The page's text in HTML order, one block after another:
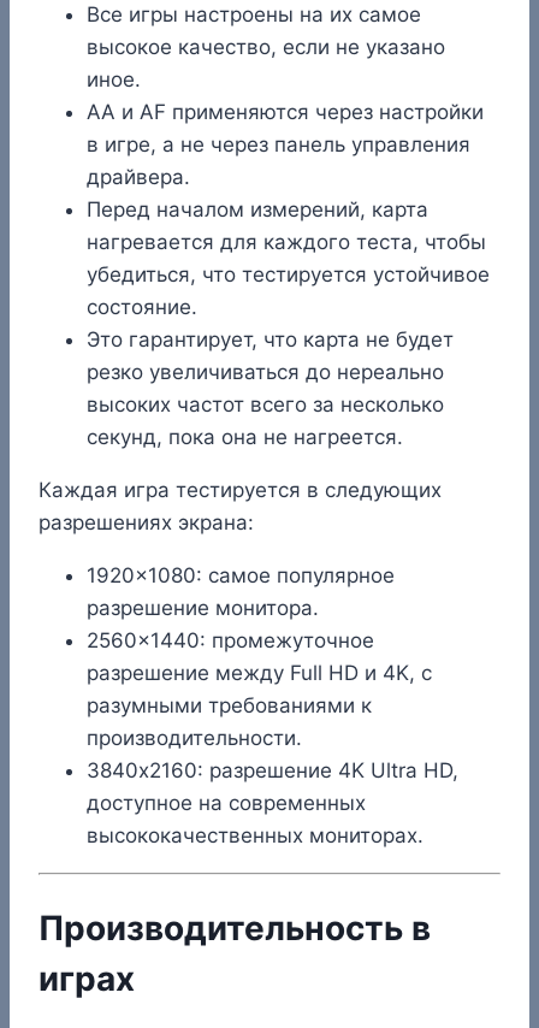
Все игры настроены на их самое
высокое качество, если не указано
иное.
AA и AF применяются через настройки
в игре, а не через панель управления
драйвера.
Перед началом измерений, карта
нагревается для каждого теста, чтобы
убедиться, что тестируется устойчивое
состояние.
Это гарантирует, что карта не будет
резко увеличиваться до нереально
высоких частот всего за несколько
секунд, пока она не нагреется.
Каждая игра тестируется в следующих
разрешениях экрана:
1920×1080: самое популярное
разрешение монитора.
2560×1440: промежуточное
разрешение между Full HD и 4K, с
разумными требованиями к
производительности.
3840х2160: разрешение 4K Ultra HD,
доступное на современных
высококачественных мониторах.
Производительность в
играх